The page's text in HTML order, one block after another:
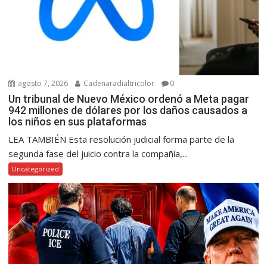
agosto 7, 2026 Cadenaradialtricolor 0
Un tribunal de Nuevo México ordenó a Meta pagar
942 millones de dólares por los daños causados a
los niños en sus plataformas
LEA TAMBIÉN Esta resolución judicial forma parte de la
segunda fase del juicio contra la compañía,...
Uncategorized